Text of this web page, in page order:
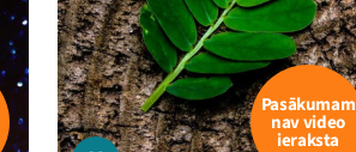
Pasākumam
nav video
ieraksta